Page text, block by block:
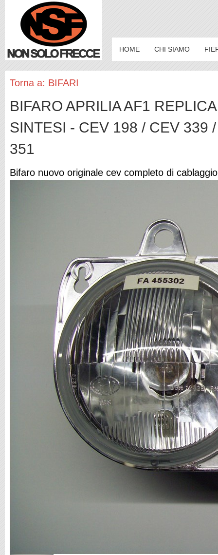
HOME CHI SIAMO
Torna a: BIFARI
BIFARO APRILIA AF1
SINTESI - CEV 198 / CEV 339
351
Bifaro nuovo originale cev completo di